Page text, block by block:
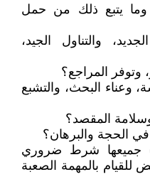
يتبع ذلك من حمل
والتناول الجيد،
وتوفر المراجع؟
وعناء البحث، والتشبع
المقصد؟
الحجة والبرهان؟
جميعها شرط ضروري
للقيام بالمهمة الصعبة